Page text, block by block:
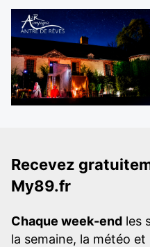
Recevez
My89.fr
Chaque week-end les
la semaine, la météo